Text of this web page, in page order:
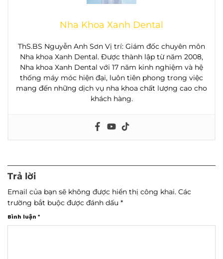
Nha Khoa Xanh Dental
ThS.BS Nguyễn Anh Sơn Vị trí: Giám đốc chuyên môn
Nha khoa Xanh Dental. Được thành lập từ năm 2008,
Nha khoa Xanh Dental với 17 năm kinh nghiệm và hệ
thống máy móc hiện đại, luôn tiên phong trong việc
mang đến những dịch vụ nha khoa chất lượng cao cho
khách hàng.
Trả lời
Email của bạn sẽ không được hiển thị công khai. Các
trường bắt buộc được đánh dấu *
Bình luận *